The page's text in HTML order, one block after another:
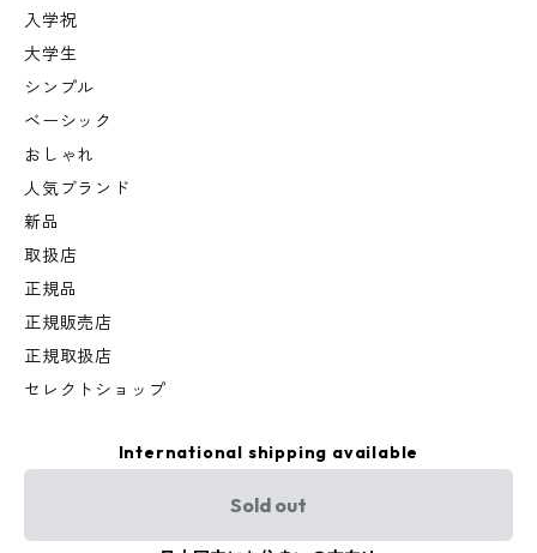
入学祝
大学生
シンプル
ベーシック
おしゃれ
人気ブランド
新品
取扱店
正規品
正規販売店
正規取扱店
セレクトショップ
International shipping available
Sold out